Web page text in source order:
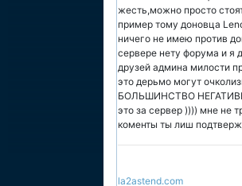
жесть,можно просто
пример тому доновца
ничего не имею против
сервере нету форума и я
друзей админа милости
это дерьмо могут
БОЛЬШИНСТВО
это за сервер )))) мне не
коменты ты лиш
la2astend.com